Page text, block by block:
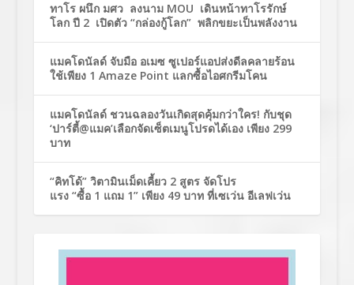
ทาโร ผนึก มศว ลงนาม MOU เดินหน้าทาโรรักษ์
โลก ปี 2 เปิดตัว “กล่องกู้โลก” พลิกขยะเป็นพลังงาน
แมคโดนัลด์ จับมือ อเมซ ซูเปอร์แอปส่งดีลคลายร้อน
ใช้เพียง 1 Amaze Point แลกซื้อไอศกรีมโคน
แมคโดนัลด์ ชวนฉลองวันเกิดสุดคุ้มกว่าใคร! กับชุด
‘ปาร์ตี้@แมค’เลือกจัดเซ็ตเมนูโปรดได้เอง เพียง 299
บาท
“คิทโด้” วิตามินเม็ดเคี้ยว 2 สูตร จัดโปร
แรง “ซื้อ 1 แถม 1” เพียง 49 บาท ที่เซเว่น อีเลฟเว่น